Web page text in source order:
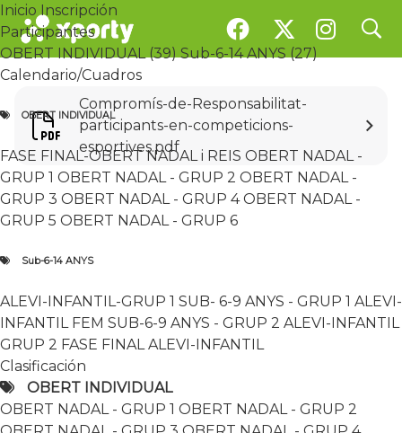
search
search
OBERT DE NADAL i REIS
Competición de Tenis . 66 participantes
Competicions ATHC
InicioInscripciónParticipantes
OBERT INDIVIDUAL (39)
Sub-6-14 ANYS (27)
Calendario / Cuadros
OBERT INDIVIDUAL
FASE FINAL-OBERT NADAL i REIS
OBERT NADAL - GRUP 1
OBERT NADAL - GRUP 3
OBERT NADAL - GRUP 4
OBERT NADAL - GRUP 5
OBERT NADAL - GRUP 6
InicioInscripción
Participantes
OBERT INDIVIDUAL (39) Sub-6-14 ANYS (27)
Calendario/Cuadros
OBERT INDIVIDUAL
FASE FINAL-OBERT NADAL i REIS OBERT NADAL -
GRUP 1 OBERT NADAL - GRUP 2 OBERT NADAL -
GRUP 3 OBERT NADAL - GRUP 4 OBERT NADAL -
GRUP 5 OBERT NADAL - GRUP 6
Sub-6-14 ANYS
ALEVI-INFANTIL-GRUP 1 SUB- 6-9 ANYS - GRUP 1 ALEVI-
INFANTIL FEM SUB-6-9 ANYS - GRUP 2 ALEVI-INFANTIL
GRUP 2 FASE FINAL ALEVI-INFANTIL
Clasificación
OBERT INDIVIDUAL
OBERT NADAL - GRUP 1 OBERT NADAL - GRUP 2
Documentos
Compromís-de-Responsabilitat-
participants-en-competicions-
esportives.pdf